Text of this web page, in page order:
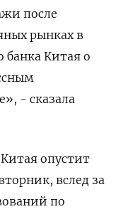
после
рынках в
Китая о
- сказала
опустит
вслед за
по